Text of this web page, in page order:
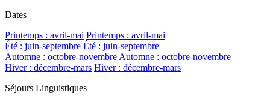
Dates
Printemps : avril-mai Printemps : avril-mai
Été : juin-septembre Été : juin-septembre
Automne : octobre-novembre Automne : octobre-novembre
Hiver : décembre-mars Hiver : décembre-mars
Séjours Linguistiques